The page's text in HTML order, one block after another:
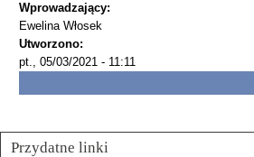
Wprowadzający:
Ewelina Włosek
Utworzono:
pt., 05/03/2021 - 11:11
Przydatne linki